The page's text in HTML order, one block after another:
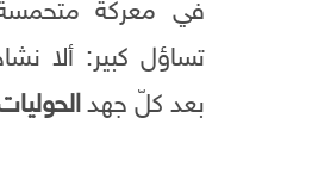
في معركة
تساؤل كبير: ألا
بعد كلّ جهد